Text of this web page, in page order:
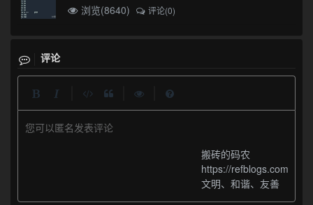
浏览(8640) 评论(0)
评论
您可以匿名发表评论
搬砖的码农
https://refblogs.com
文明、和谐、友善